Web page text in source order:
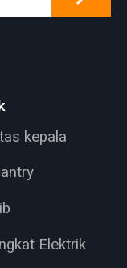
kepala
Elektrik